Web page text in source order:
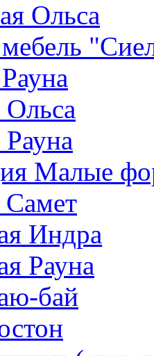
Ольса
Малые
Самет
Индра
Рауна
бай